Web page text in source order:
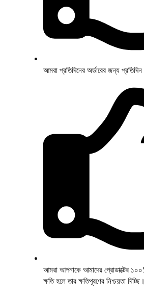
আমরা প্রতিদিনের অর্ডারের জন্য
আমরা আপনাকে আমাদের প্রোডাক্টের
ক্ষতি হলে তার ক্ষতিপূরণের নিশ্চয়তা দিচ্ছি।